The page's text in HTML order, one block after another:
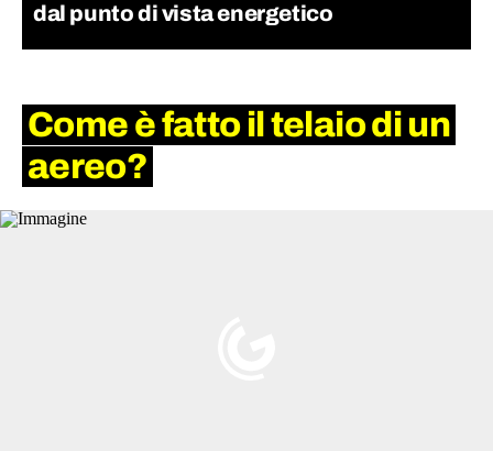
dal punto di vista energetico
Come è fatto il telaio di un
aereo?